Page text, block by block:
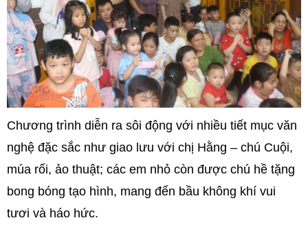
Chương trình diễn ra sôi động với nhiều tiết mục văn
nghệ đặc sắc như giao lưu với chị Hằng – chú Cuội,
múa rối, ảo thuật; các em nhỏ còn được chú hề tặng
bong bóng tạo hình, mang đến bầu không khí vui
tươi và háo hức.